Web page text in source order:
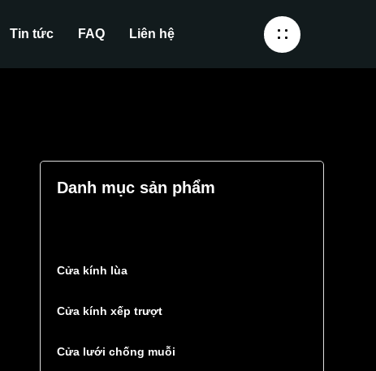
Tin tức FAQ Liên hệ
Danh mục sản phẩm
Cửa kính lùa
Cửa kính xếp trượt
Cửa lưới chống muỗi